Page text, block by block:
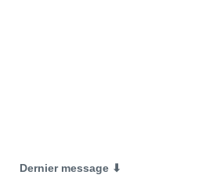
Dernier message ⬇